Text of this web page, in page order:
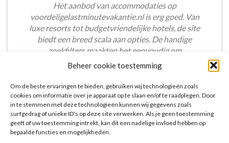
Beheer cookie toestemming
Om de beste ervaringen te bieden, gebruiken wij technologieën zoals
cookies om informatie over je apparaat op te slaan en/of te raadplegen. Door
in te stemmen met deze technologieën kunnen wij gegevens zoals
surfgedrag of unieke ID's op deze site verwerken. Als je geen toestemming
geeft of uw toestemming intrekt, kan dit een nadelige invloed hebben op
bepaalde functies en mogelijkheden.
Het aanbod van accommodaties op
voordeligelastminutevakantie.nl is erg goed. Van
luxe resorts tot budgetvriendelijke hotels, de site
biedt een breed scala aan opties. De handige
zoekfilters maakten het eenvoudig om
accommodaties te vinden die aansluiten bij mijn
Tim Beukers /Tilburg